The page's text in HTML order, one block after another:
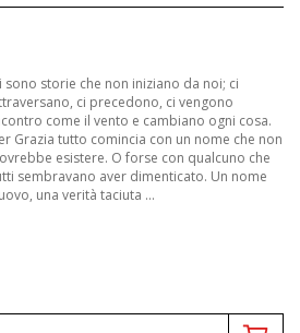
sono storie che non iniziano da noi; ci
ci precedono, ci vengono
come il vento e cambiano ogni cosa.
Grazia tutto comincia con un nome che non
esistere. O forse con qualcuno che
sembravano aver dimenticato. Un nome
una verità taciuta ...